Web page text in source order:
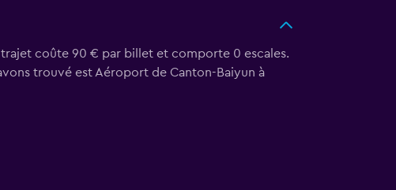
coûte 90 € par billet et comporte 0 escales.
trouvé est Aéroport de Canton-Baiyun à